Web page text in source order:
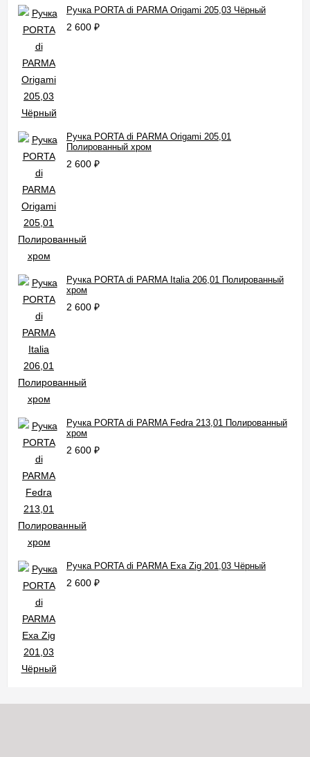
Ручка PORTA di PARMA Origami 205,03 Чёрный
2 600 ₽
Ручка PORTA di PARMA Origami 205,01
Полированный хром
2 600 ₽
Ручка PORTA di PARMA Italia 206,01 Полированный
хром
2 600 ₽
Ручка PORTA di PARMA Fedra 213,01 Полированный
хром
2 600 ₽
Ручка PORTA di PARMA Exa Zig 201,03 Чёрный
2 600 ₽